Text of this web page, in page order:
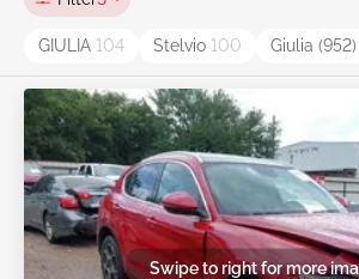
GIULIA 104 Stelvio 100 Giulia (952)
Swipe to right for more